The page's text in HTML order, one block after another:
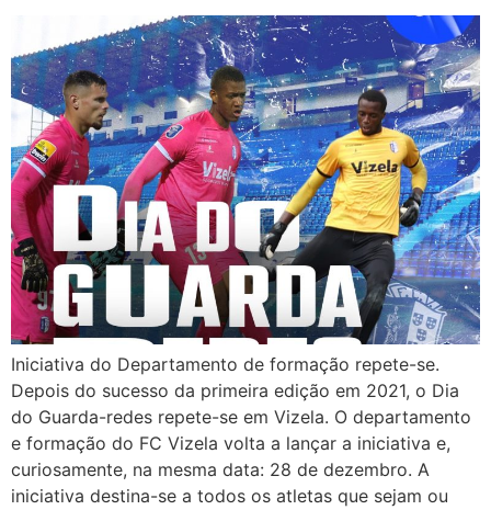
Iniciativa do Departamento de formação repete-se.
Depois do sucesso da primeira edição em 2021, o Dia
do Guarda-redes repete-se em Vizela. O departamento
e formação do FC Vizela volta a lançar a iniciativa e,
curiosamente, na mesma data: 28 de dezembro. A
iniciativa destina-se a todos os atletas que sejam ou